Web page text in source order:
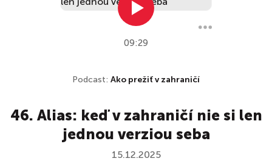
09:29
Podcast: Ako prežiť v zahraničí
46. Alias: keď v zahraničí nie si len
jednou verziou seba
15.12.2025